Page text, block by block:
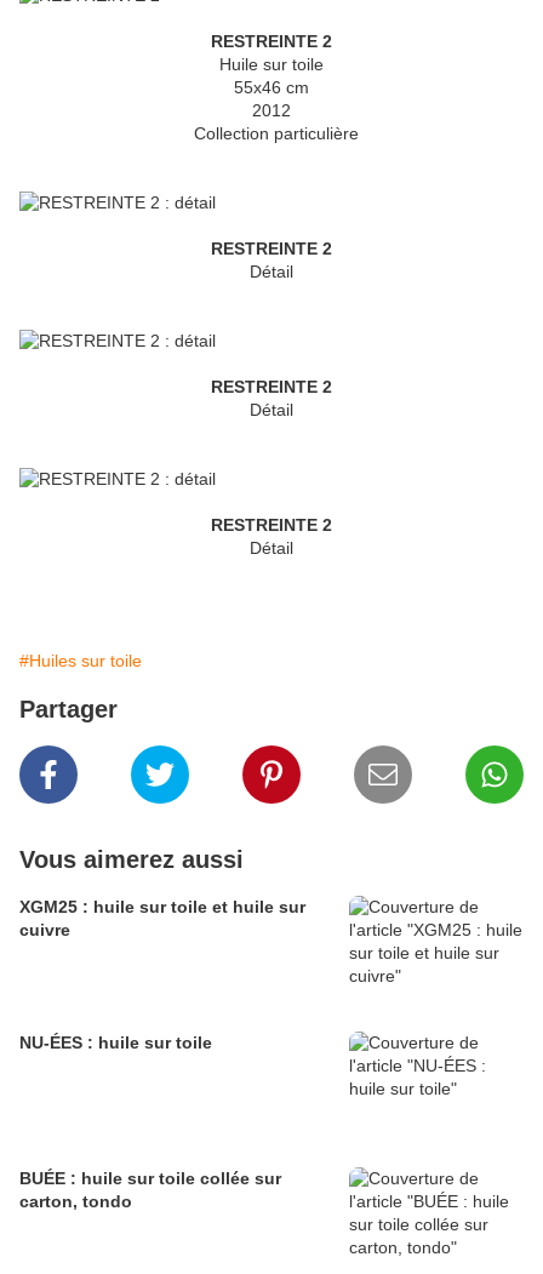
RESTREINTE 2
Huile sur toile
55x46 cm
2012
Collection particulière
RESTREINTE 2
Détail
RESTREINTE 2
Détail
RESTREINTE 2
Détail
#Huiles sur toile
Partager
Vous aimerez aussi
XGM25 : huile sur toile et huile sur
cuivre
NU-ÉES : huile sur toile
BUÉE : huile sur toile collée sur
carton, tondo